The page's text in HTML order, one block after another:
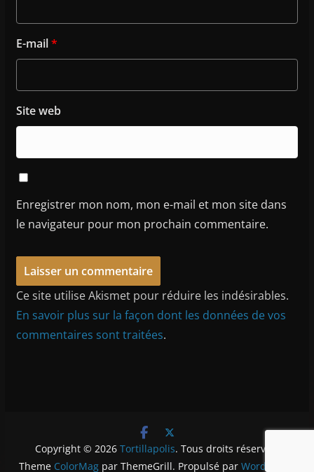
E-mail*
Site web
Enregistrer mon nom, mon e-mail et mon site dans
le navigateur pour mon prochain commentaire.
Ce site utilise Akismet pour réduire les indésirables.
En savoir plus sur la façon dont les données de vos
commentaires sont traitées.
Copyright © 2026 Tortillapolis. Tous droits réservés.
Theme ColorMag par ThemeGrill. Propulsé parWordPress